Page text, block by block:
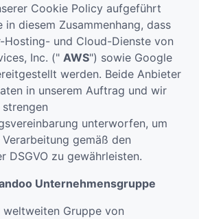
Cookie Policy aufgeführt
in diesem Zusammenhang, dass
Hosting- und Cloud-Dienste von
Inc. (" AWS") sowie Google
werden. Beide Anbieter
in unserem Auftrag und wir
unterworfen, um
gemäß den
DSGVO zu gewährleisten.
Unternehmensgruppe
weltweiten Gruppe von